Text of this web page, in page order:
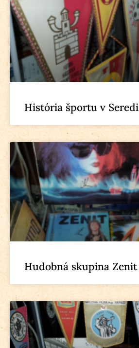
História športu v Seredi
Hudobná skupina Zenit